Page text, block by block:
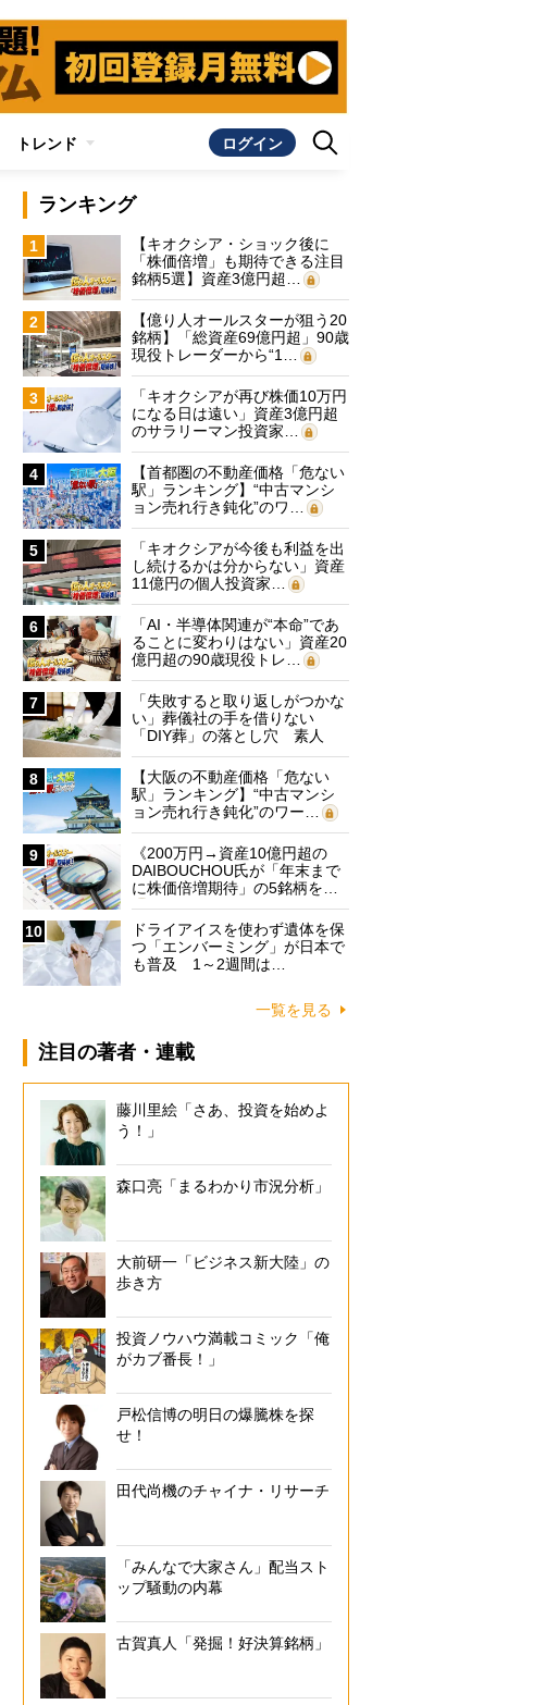
トレンド ログイン
ランキング
1
【キオクシア・ショック後に
「株価倍増」も期待できる注目
銘柄5選】資産3億円超…
2
【億り人オールスターが狙う20
銘柄】「総資産69億円超」90歳
現役トレーダーから“1…
3
「キオクシアが再び株価10万円
になる日は遠い」資産3億円超
のサラリーマン投資家…
4
【首都圏の不動産価格「危ない
駅」ランキング】“中古マンシ
ョン売れ行き鈍化”のワ…
5
「キオクシアが今後も利益を出
し続けるかは分からない」資産
11億円の個人投資家…
6
「AI・半導体関連が“本命”であ
ることに変わりはない」資産20
億円超の90歳現役トレ…
7
「失敗すると取り返しがつかな
い」葬儀社の手を借りない
「DIY葬」の落とし穴 素人
に…
8
【大阪の不動産価格「危ない
駅」ランキング】“中古マンシ
ョン売れ行き鈍化”のワー…
9
《200万円→資産10億円超の
DAIBOUCHOU氏が「年末まで
に株価倍増期待」の5銘柄を…
10
ドライアイスを使わず遺体を保
つ「エンバーミング」が日本で
も普及 1～2週間は…
一覧を見る
注目の著者・連載
藤川里絵「さあ、投資を始めよ
う！」
森口亮「まるわかり市況分析」
大前研一「ビジネス新大陸」の
歩き方
投資ノウハウ満載コミック「俺
がカブ番長！」
戸松信博の明日の爆騰株を探
せ！
田代尚機のチャイナ・リサーチ
「みんなで大家さん」配当スト
ップ騒動の内幕
古賀真人「発掘！好決算銘柄」